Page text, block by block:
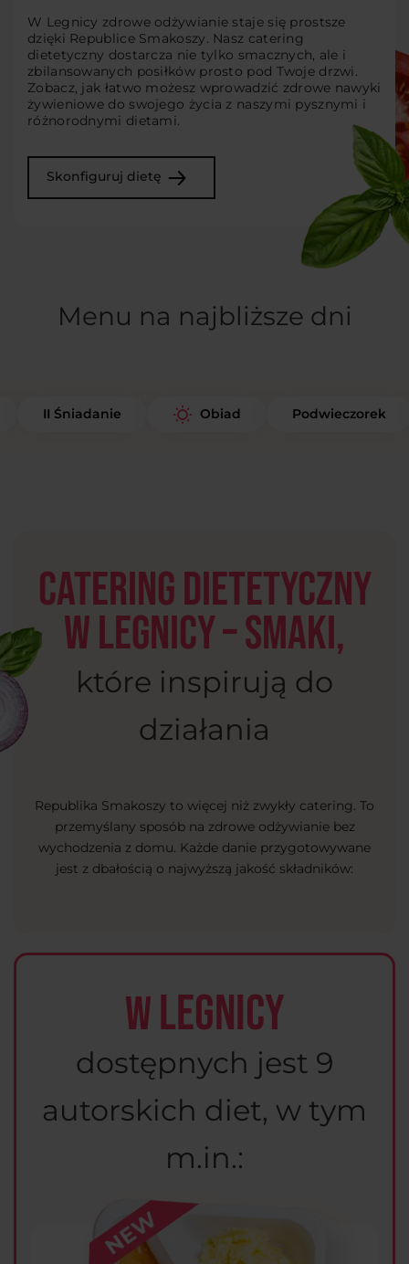
W Legnicy zdrowe odżywianie staje się prostsze
dzięki Republice Smakoszy. Nasz catering
dietetyczny dostarcza nie tylko smacznych, ale i
zbilansowanych posiłków prosto pod Twoje drzwi.
Zobacz, jak łatwo możesz wprowadzić zdrowe nawyki
żywieniowe do swojego życia z naszymi pysznymi i
różnorodnymi dietami.
Skonfiguruj dietę
Menu na najbliższe dni
II Śniadanie Obiad Podwieczorek
Catering dietetyczny
w Legnicy – smaki,
które inspirują do
działania
Republika Smakoszy to więcej niż zwykły catering. To
przemyślany sposób na zdrowe odżywianie bez
wychodzenia z domu. Każde danie przygotowywane
jest z dbałością o najwyższą jakość składników:
WLegnicy
dostępnych jest 9
autorskich diet, w tym
m.in.: